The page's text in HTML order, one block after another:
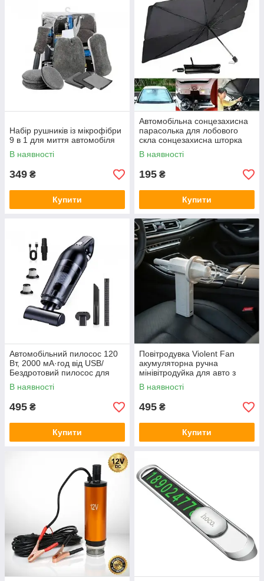
Набір рушників із мікрофібри
9 в 1 для миття автомобіля
В наявності
349 ₴
Купити
Автомобільна сонцезахисна
парасолька для лобового
скла сонцезахисна шторка
козирок в авто
В наявності
195 ₴
Купити
Автомобільний пилосос 120
Вт, 2000 мА·год від USB/
Бездротовий пилосос для
машини LT-113CT
В наявності
495 ₴
Купити
Повітродувка Violent Fan
акумуляторна ручна
мінівітродуйка для авто з
підсвіткою Jet Fan
В наявності
495 ₴
Купити